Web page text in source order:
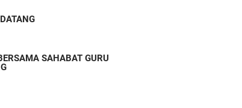
SAHABAT GURU